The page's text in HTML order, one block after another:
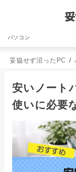
パソコン
妥協せず沼ったPC
安いノート
使いに必要